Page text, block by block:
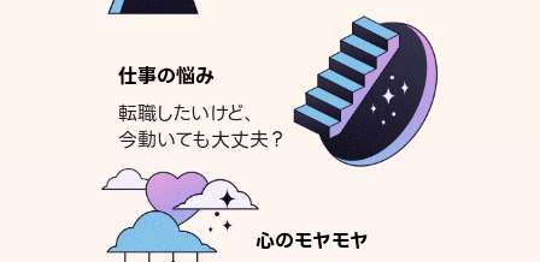
仕事の悩み
転職したいけど、
今動いても大丈夫？
心のモヤモヤ